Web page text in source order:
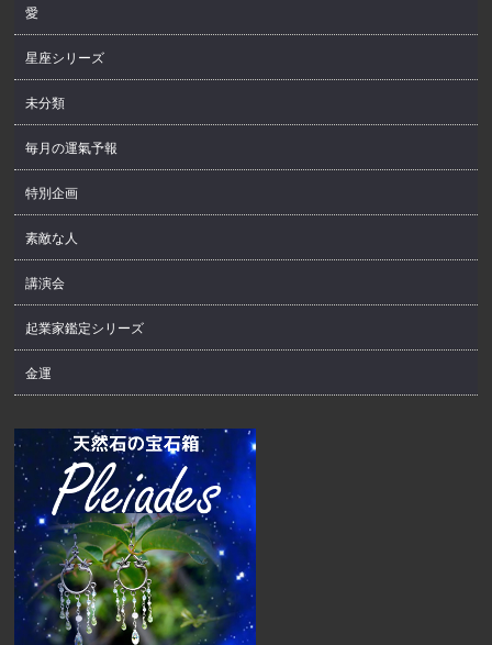
愛
星座シリーズ
未分類
毎月の運氣予報
特別企画
素敵な人
講演会
起業家鑑定シリーズ
金運